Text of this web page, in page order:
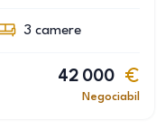
3 camere
42 000
Negociabil